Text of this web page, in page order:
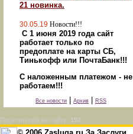
21 новинка.
30.05.19 Новости!!!
С 1 июня 2019 года сайт
работает только по
предоплате на карты СБ,
Тинькофф или ПочтаБанк!!!
С наложенным платежом - не
работаем!!!
Все новости Архив RSS
Посетителей на сайте: 192